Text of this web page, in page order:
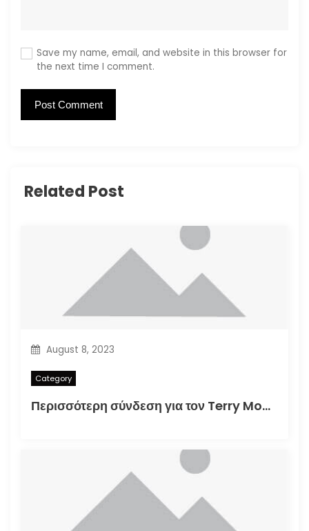
Save my name, email, and website in this browser for
the next time I comment.
Related Post
August 8, 2023
Category
Περισσότερη σύνδεση για τον Terry Moore